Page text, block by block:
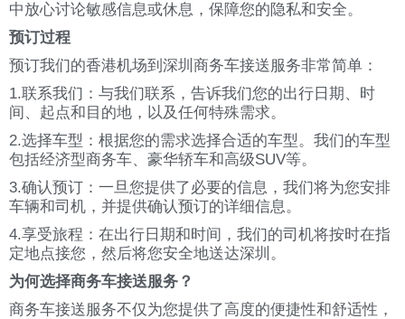
中放心讨论敏感信息或休息，保障您的隐私和安全。
预订过程
预订我们的香港机场到深圳商务车接送服务非常简单：
1.联系我们：与我们联系，告诉我们您的出行日期、时
间、起点和目的地，以及任何特殊需求。
2.选择车型：根据您的需求选择合适的车型。我们的车型
包括经济型商务车、豪华轿车和高级SUV等。
3.确认预订：一旦您提供了必要的信息，我们将为您安排
车辆和司机，并提供确认预订的详细信息。
4.享受旅程：在出行日期和时间，我们的司机将按时在指
定地点接您，然后将您安全地送达深圳。
为何选择商务车接送服务？
商务车接送服务不仅为您提供了高度的便捷性和舒适性，